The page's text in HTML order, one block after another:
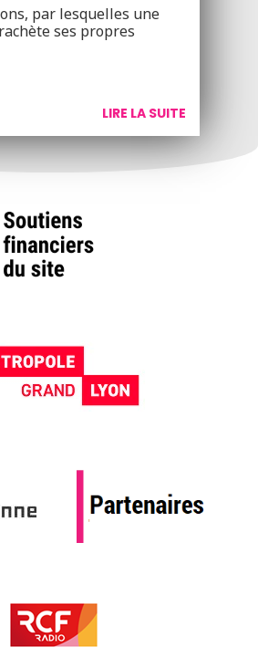
par lesquelles une
ses propres
LIRE LA SUITE